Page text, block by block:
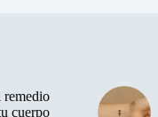
cuerpo